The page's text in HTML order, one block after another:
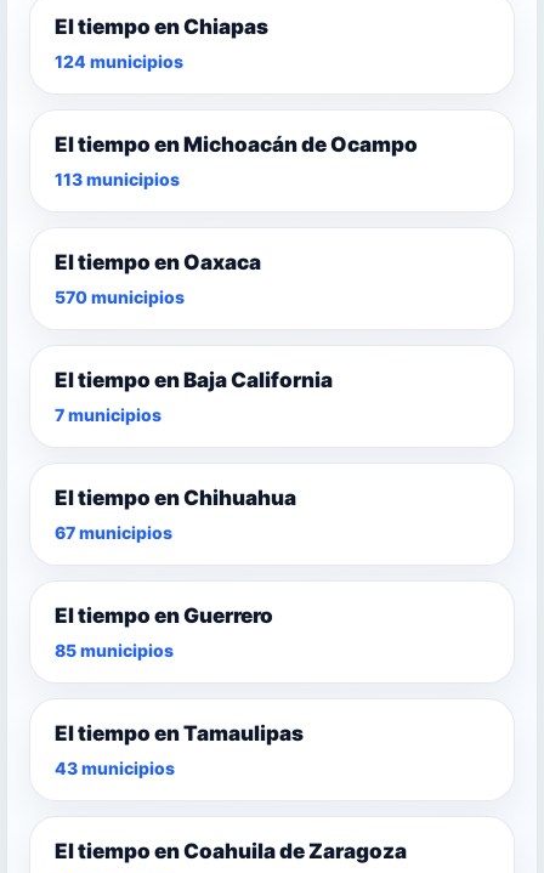
El tiempo en Chiapas
124 municipios
El tiempo en Michoacán de Ocampo
113 municipios
El tiempo en Oaxaca
570 municipios
El tiempo en Baja California
7 municipios
El tiempo en Chihuahua
67 municipios
El tiempo en Guerrero
85 municipios
El tiempo en Tamaulipas
43 municipios
El tiempo en Coahuila de Zaragoza